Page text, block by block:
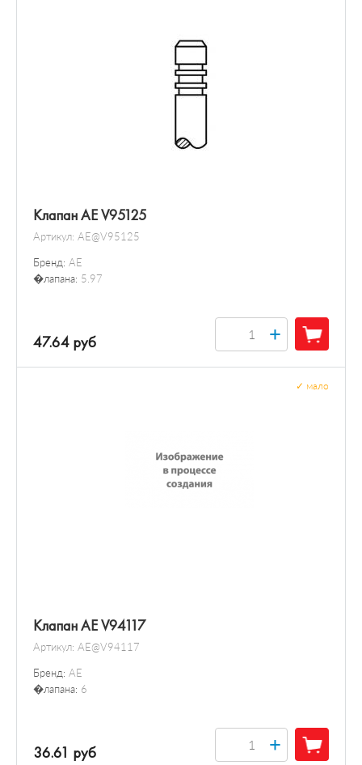
Клапан AE V95125
Артикул: AE@V95125
Бренд: AE
�лапана: 5.97
47.64 руб +
Клапан AE V94117
Артикул: AE@V94117
Бренд: AE
�лапана: 6
мало
36.61 руб +